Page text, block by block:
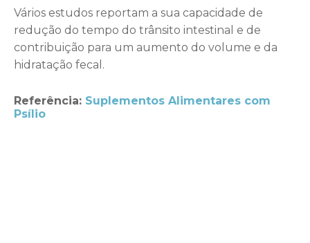
Vários estudos reportam a sua capacidade de
redução do tempo do trânsito intestinal e de
contribuição para um aumento do volume e da
hidratação fecal.
Referência: Suplementos Alimentares com
Psílio